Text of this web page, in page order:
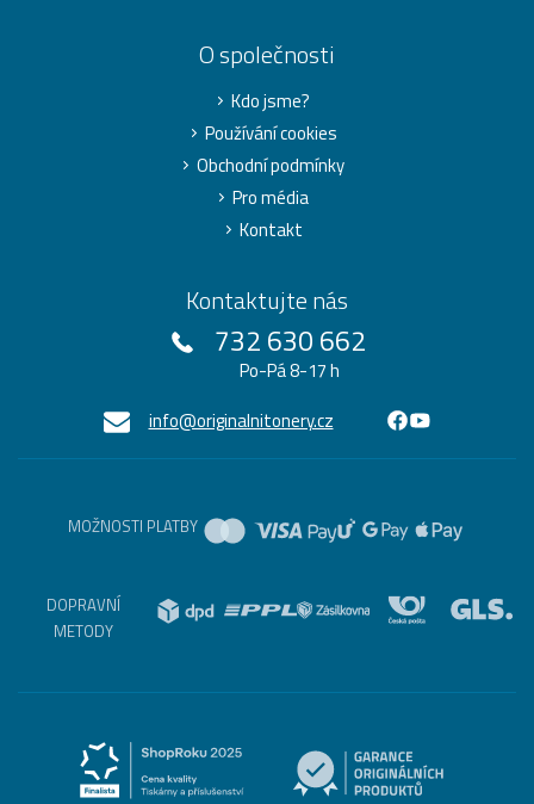
O společnosti
Kdo jsme?
Používání cookies
Obchodní podmínky
Pro média
Kontakt
Kontaktujte nás
732 630 662
Po-Pá 8-17 h
info@originalnitonery.cz
MOŽNOSTI PLATBY
DOPRAVNÍ
METODY